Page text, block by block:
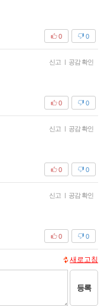
0
0
신고 | 공감 확인
0
0
신고 | 공감 확인
0
0
신고 | 공감 확인
0
0
새로고침
등록